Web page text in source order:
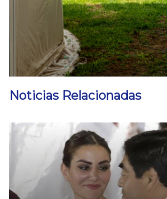
Noticias Relacionadas